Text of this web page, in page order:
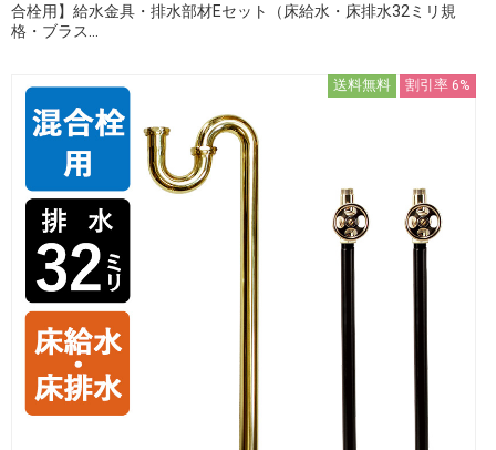
合栓用】給水金具・排水部材Eセット（床給水・床排水32ミリ規
格・ブラス...
送料無料 割引率 6%